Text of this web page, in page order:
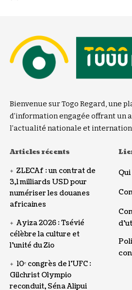
Bienvenue sur Togo Regard, une
d’information engagée offrant un
l’actualité nationale et
Articles récents
ZLECAf : un contrat de
3,1 milliards USD pour
numériser les douanes
africaines
Ayiza 2026 : Tsévié
célèbre la culture et
l’unité du Zio
10ᵉ congrès de l’UFC :
Gilchrist Olympio
reconduit, Séna Alipui